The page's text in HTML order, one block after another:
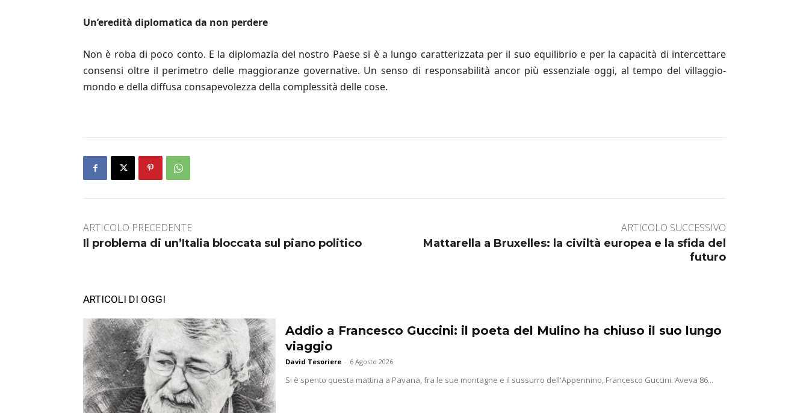
Un’eredità diplomatica da non perdere
Non è roba di poco conto. E la diplomazia del nostro Paese si è a lungo caratterizzata per il suo equilibrio e per la capacità di intercettare
consensi oltre il perimetro delle maggioranze governative. Un senso di responsabilità ancor più essenziale oggi, al tempo del villaggio-
mondo e della diffusa consapevolezza della complessità delle cose.
ARTICOLO PRECEDENTE
Il problema di un’Italia bloccata sul piano politico
ARTICOLO SUCCESSIVO
Mattarella a Bruxelles: la civiltà europea e la sfida del
futuro
ARTICOLI DI OGGI
Addio a Francesco Guccini: il poeta del Mulino ha chiuso il suo lungo
viaggio
David Tesoriere - 6 Agosto 2026
Si è spento questa mattina a Pavana, fra le sue montagne e il sussurro dell'Appennino, Francesco Guccini. Aveva 86...